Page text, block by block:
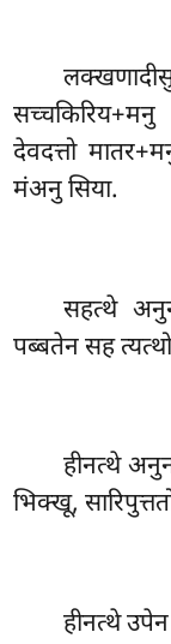
देवदत्तो
मंअनु सिया.
सहत्थे
पब्बतेन सह
हीनत्थे
भिक्खू,
हीनत्थे उपेन